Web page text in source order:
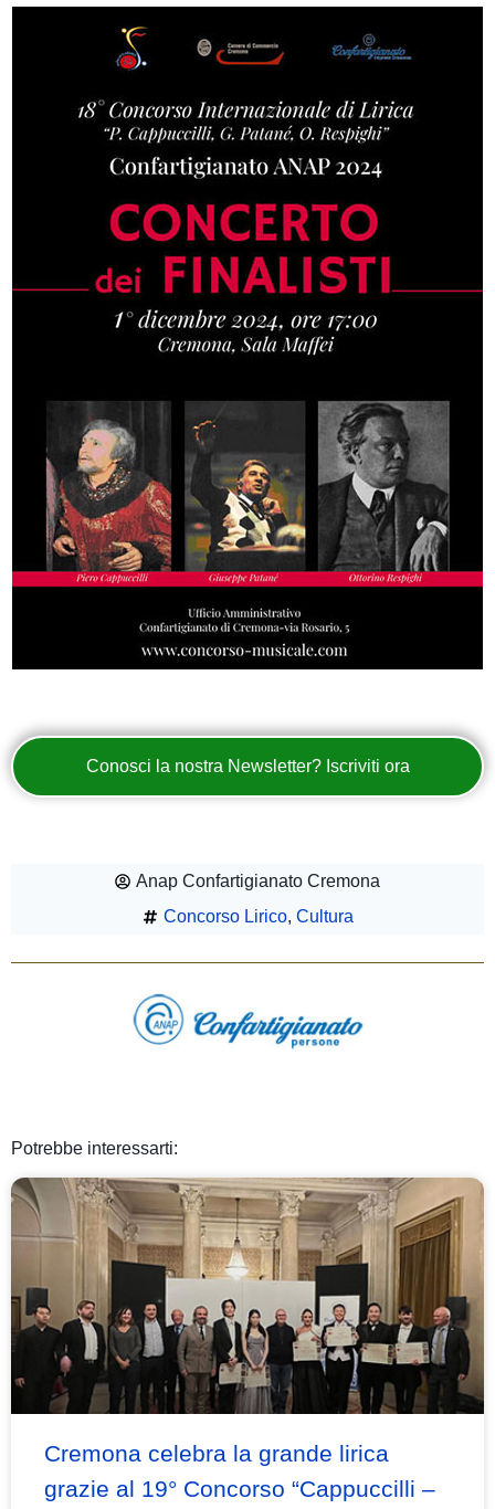
Conosci la nostra Newsletter? Iscriviti ora
Anap Confartigianato Cremona
Concorso Lirico, Cultura
Potrebbe interessarti:
Cremona celebra la grande lirica
grazie al 19° Concorso “Cappuccilli –